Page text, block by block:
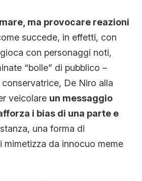
ma provocare reazioni
succede, in effetti, con
con personaggi noti,
“bolle” di pubblico –
De Niro alla
veicolare un messaggio
i bias di una parte e
una forma di
mimetizza da innocuo meme